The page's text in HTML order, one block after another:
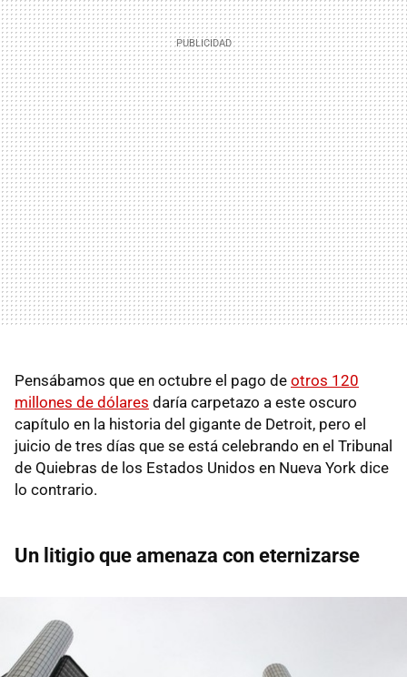
Pensábamos que en octubre el pago de otros 120
millones de dólares daría carpetazo a este oscuro
capítulo en la historia del gigante de Detroit, pero el
juicio de tres días que se está celebrando en el Tribunal
de Quiebras de los Estados Unidos en Nueva York dice
lo contrario.
Un litigio que amenaza con eternizarse